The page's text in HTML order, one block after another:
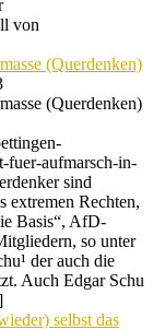
von
(Querdenken)
(Querdenken)
fuer-aufmarsch-in-
sind
extremen Rechten,
Basis“, AfD-
so unter
der auch die
Auch Edgar Schu
selbst das